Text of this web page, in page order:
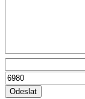
Odeslat